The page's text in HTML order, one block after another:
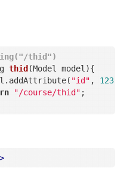
thid")
thid (Model model){
"id" , 123
"/course/thid" ;
>